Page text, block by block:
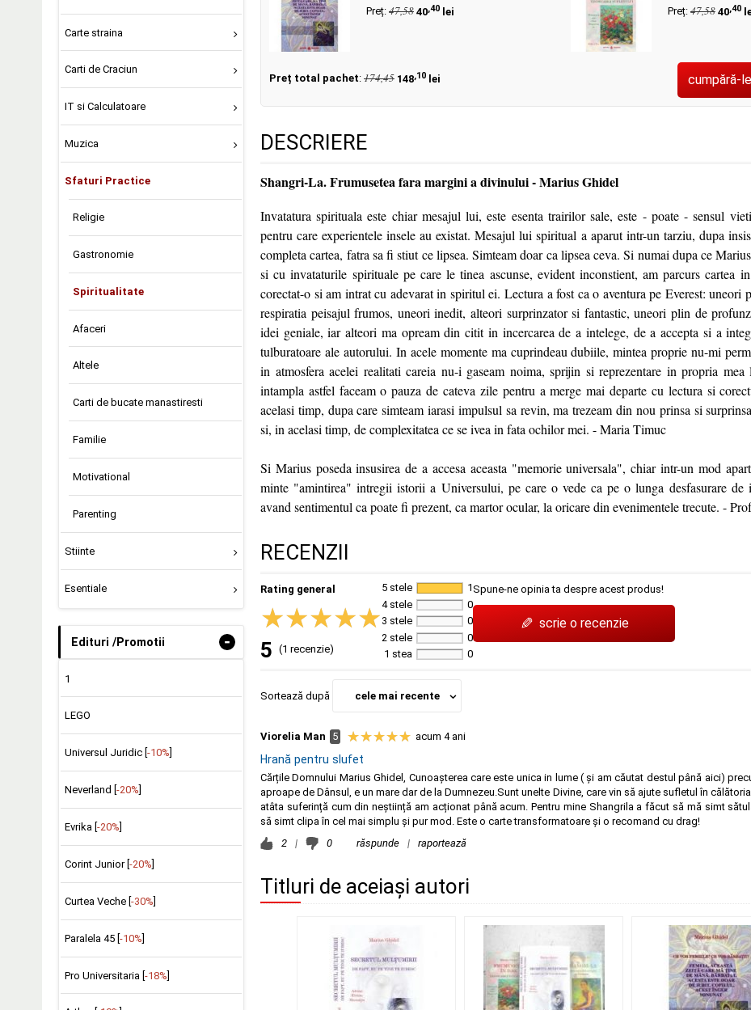
Carte straina
Carti de Craciun
IT si Calculatoare
Muzica
Sfaturi Practice
Religie
Gastronomie
Spiritualitate
Afaceri
Altele
Carti de bucate manastiresti
Familie
Motivational
Parenting
Stiinte
Esentiale
Edituri /Promotii -
1
LEGO
Universul Juridic [ -10%
Neverland [ -20%
Evrika [ -20%
Corint Junior [ -20%
Curtea Veche [ -30%
Paralela 45 [-10%]
Pro Universitaria [-18%]
Preț: 47,58 40 ,40 lei
Preț: 47,58 40,40
Preț total pachet: 174,45 148 ,10 lei cumpără-
DESCRIERE
Shangri-La. Frumusetea fara margini a divinului - Marius Ghidel
Invatatura spirituala este chiar mesajul lui, este esenta trairilor sale, este - poate - sensul
pentru care experientele insele au existat. Mesajul lui spiritual a aparut intr-un tarziu, dupa
completa cartea, fatra sa fi stiut ce lipsea. Simteam doar ca lipsea ceva. Si numai dupa ce
si cu invataturile spirituale pe care le tinea ascunse, evident inconstient, am parcurs cartea
corectat-o si am intrat cu adevarat in spiritul ei. Lectura a fost ca o aventura pe Everest: uneori
respiratia peisajul frumos, uneori inedit, alteori surprinzator si fantastic, uneori plin de
idei geniale, iar alteori ma opream din citit in incercarea de a intelege, de a accepta si a
tulburatoare ale autorului. In acele momente ma cuprindeau dubiile, mintea proprie nu-mi
in atmosfera acelei realitati careia nu-i gaseam noima, sprijin si reprezentare in propria mea
intampla astfel faceam o pauza de cateva zile pentru a merge mai departe cu lectura si
acelasi timp, dupa care simteam iarasi impulsul sa revin, ma trezeam din nou prinsa si
si, in acelasi timp, de complexitatea ce se ivea in fata ochilor mei. - Maria Timuc
Si Marius poseda insusirea de a accesa aceasta "memorie universala", chiar intr-un mod
minte "amintirea" intregii istorii a Universului, pe care o vede ca pe o lunga desfasurare de
avand sentimentul ca poate fi prezent, ca martor ocular, la oricare din evenimentele trecute. -
RECENZII
Rating general
5 (1 recenzie)
5 stele
1
4 stele
0
3 stele
0
2 stele
0
1 stea
0
Spune-ne opinia ta despre acest produs!
✎ scrie o recenzie
Sortează după cele mai recente
Viorelia Man 5 acum 4 ani
Hrană pentru slufet
Cărțile Domnului Marius Ghidel, Cunoașterea care este unica in lume ( și am căutat destul până aici)
aproape de Dânsul, e un mare dar de la Dumnezeu.Sunt unelte Divine, care vin să ajute sufletul în
atâta suferință cum din neștiință am acționat până acum. Pentru mine Shangrila a făcut să mă simt
să simt clipa în cel mai simplu și pur mod. Este o carte transformatoare și o recomand cu drag!
2
| 0 răspunde | raportează
Titluri de aceiași autori